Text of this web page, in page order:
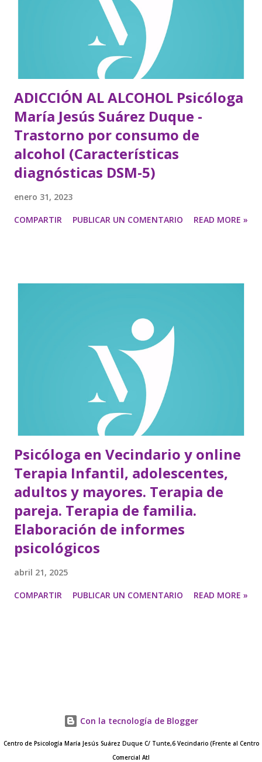
ADICCIÓN AL ALCOHOL Psicóloga
María Jesús Suárez Duque -
Trastorno por consumo de
alcohol (Características
diagnósticas DSM-5)
enero 31, 2023
COMPARTIR PUBLICAR UN COMENTARIO READ MORE »
Psicóloga en Vecindario y online
Terapia Infantil, adolescentes,
adultos y mayores. Terapia de
pareja. Terapia de familia.
Elaboración de informes
psicológicos
abril 21, 2025
COMPARTIR PUBLICAR UN COMENTARIO READ MORE »
Con la tecnología de Blogger
Centro de Psicología María Jesús Suárez Duque C/ Tunte,6 Vecindario (Frente al Centro
Comercial Atl